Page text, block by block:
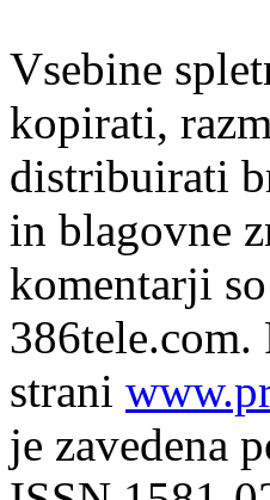
Vsebine
kopirati,
distribuirati
in blagovne
komentarji
386tele.com.
strani
je zavedena